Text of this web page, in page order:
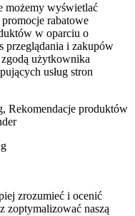
możemy wyświetlać
rabatowe
w oparciu o
przeglądania i zakupów
użytkownika
usług stron
Rekomendacje produktów
zrozumieć i ocenić
zoptymalizować naszą